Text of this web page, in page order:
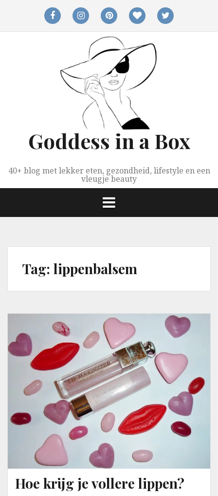
facebookinstagrampinterestbloglovintwitter
Goddess in a Box
40+ blog met lekker eten, gezondheid, lifestyle en een
vleugje beauty
Tag: lippenbalsem
Hoe krijg je vollere lippen?